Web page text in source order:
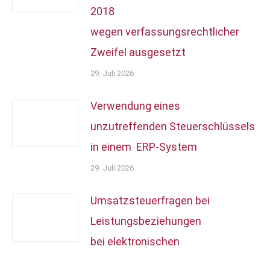
2018
wegen verfassungsrechtlicher
Zweifel ausgesetzt
29. Juli 2026
Verwendung eines
unzutreffenden Steuerschlüssels
in einem ERP-System
29. Juli 2026
Umsatzsteuerfragen bei
Leistungsbeziehungen
bei elektronischen